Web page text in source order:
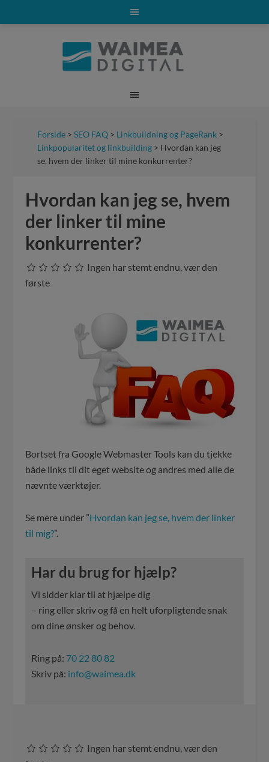
Forside >SEO FAQ > Linkbuildning og PageRank >
Linkpopularitet og linkbuilding > Hvordan kan jeg
se, hvem der linker til mine konkurrenter?
Hvordan kan jeg se, hvem
der linker til mine
konkurrenter?
Ingen har stemt endnu, vær den
første
Bortset fra Google Webmaster Tools kan du tjekke
både links til dit eget website og andres med alle de
nævnte værktøjer.
Se mere under ”Hvordan kan jeg se, hvem der linker
til mig?”.
Har du brug for hjælp?
Vi sidder klar til at hjælpe dig
– ring eller skriv og få en helt uforpligtende snak
om dine ønsker og behov.
Ring på: 70 22 80 82
Skriv på: info@waimea.dk
Ingen har stemt endnu, vær den